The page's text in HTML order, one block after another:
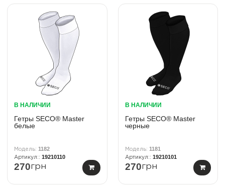
В НАЛИЧИИ
Гетры SECO® Master
белые
1182
19210110
270грн
В НАЛИЧИИ
Гетры SECO® Master
черные
1181
19210101
270грн